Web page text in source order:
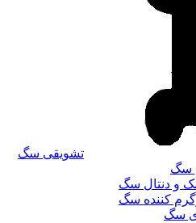
تشویقی سگ
سگ
و دنتال سگ
کننده سگ
سگ